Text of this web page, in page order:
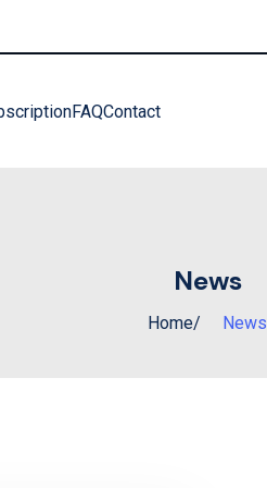
FAQContact
News
Home News